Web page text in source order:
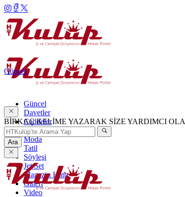
Güncel
Davetler
Caddeler
Haftanın Şıkları
Moda
Tatil
Söyleşi
Jet Set
Magazin Hattı
Galeri
Video
Güncel
BİRKAÇ KELİME YAZARAK SİZE YARDIMCI
Ara